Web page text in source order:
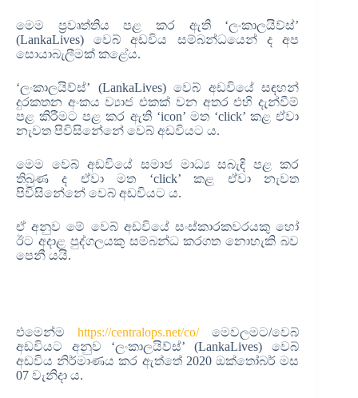
මෙම ප්‍රවෘත්තිය පළ කර ඇති ‘ලංකාලයිව්ස්’
(LankaLives) වෙබ් අඩවිය සම්බන්ධයෙන් ද අප
සොයාබැලීමක් කළේය.
‘ලංකාලයිව්ස්’ (LankaLives) වෙබ් අඩවියේ සඳහන්
දුරකතන අංකය ව්‍යාජ එකක් වන අතර එහි දැන්වීම්
පළ කිරීමට පළ කර ඇති ‘icon’ මත ‘click’ කළ ඒවා
නැවත පිවිසිනේනේ වෙබ් අඩවියට ය.
මෙම වෙබ් අඩවියේ සමාජ මාධ්‍ය සබැඳි පළ කර
තිබුණ ද ඒවා මත ‘click’ කළ ඒවා නැවත
පිවිසිනේනේ වෙබ් අඩවියට ය.
ඒ අනුව මේ වෙබ් අඩවියේ සංස්කාරකවරයකු හෝ
ඊට අදාළ පුද්ගලයකු සම්බන්ධ කරගත නොහැකි බව
පෙනී යයි.
එමෙන්මhttps://centralops.net/co/මෙවලමට/වෙබ්
අඩවියට අනුව ‘ලංකාලයිව්ස්’ (LankaLives) වෙබ්
අඩවිය නිර්මාණය කර ඇත්තේ 2020 ඔක්තෝබර් මස
07 වැනිදා ය.